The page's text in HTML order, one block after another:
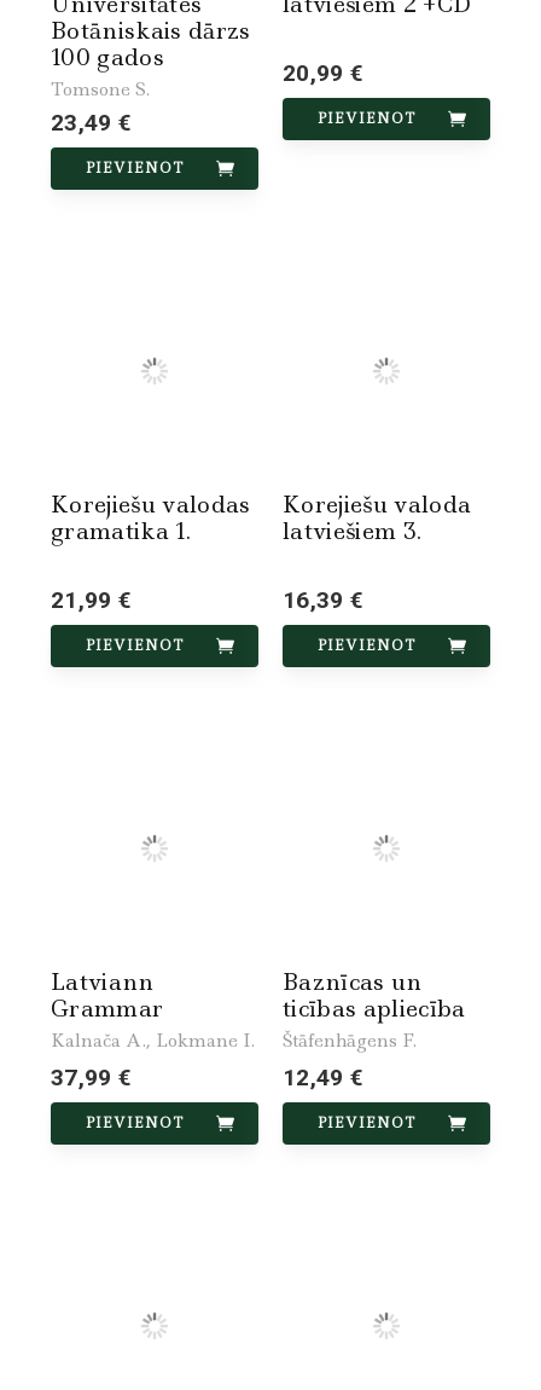
Botāniskais dārzs
100 gados
Tomsone S.
23,49 €
PIEVIENOT
20,99 €
PIEVIENOT
Korejiešu valodas
gramatika 1.
21,99 €
PIEVIENOT
Korejiešu valoda
latviešiem 3.
16,39 €
PIEVIENOT
Latviann
Grammar
Kalnača A., Lokmane I.
37,99 €
PIEVIENOT
Baznīcas un
ticības apliecība
Štāfenhāgens F.
12,49 €
PIEVIENOT